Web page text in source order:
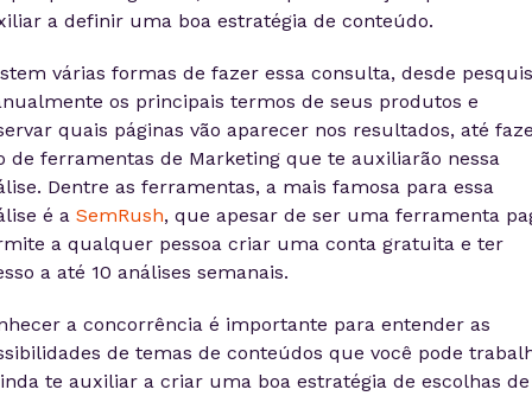
a definir uma boa estratégia de conteúdo.
várias formas de fazer essa consulta, desde
os principais termos de seus produtos e
quais páginas vão aparecer nos resultados, até
de ferramentas de Marketing que te auxiliarão nessa
Dentre as ferramentas, a mais famosa para essa
é a SemRush, que apesar de ser uma ferramenta
a qualquer pessoa criar uma conta gratuita e ter
a até 10 análises semanais.
a concorrência é importante para entender as
de temas de conteúdos que você pode
te auxiliar a criar uma boa estratégia de escolhas de